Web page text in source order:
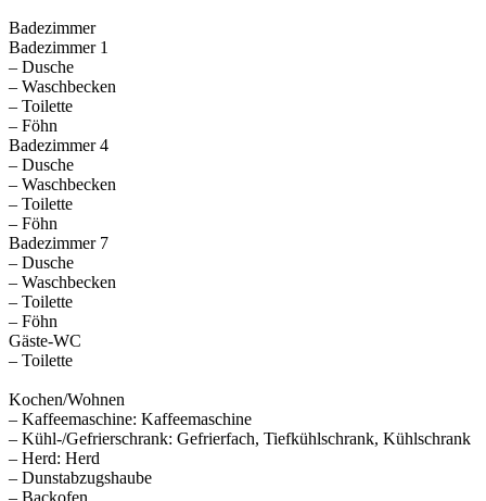
Badezimmer
Badezimmer 1
– Dusche
– Waschbecken
– Toilette
– Föhn
Badezimmer 4
– Dusche
– Waschbecken
– Toilette
– Föhn
Badezimmer 7
– Dusche
– Waschbecken
– Toilette
– Föhn
Gäste-WC
– Toilette
Kochen/Wohnen
– Kaffeemaschine: Kaffeemaschine
– Kühl-/Gefrierschrank: Gefrierfach, Tiefkühlschrank, Kühlschrank
– Herd: Herd
– Dunstabzugshaube